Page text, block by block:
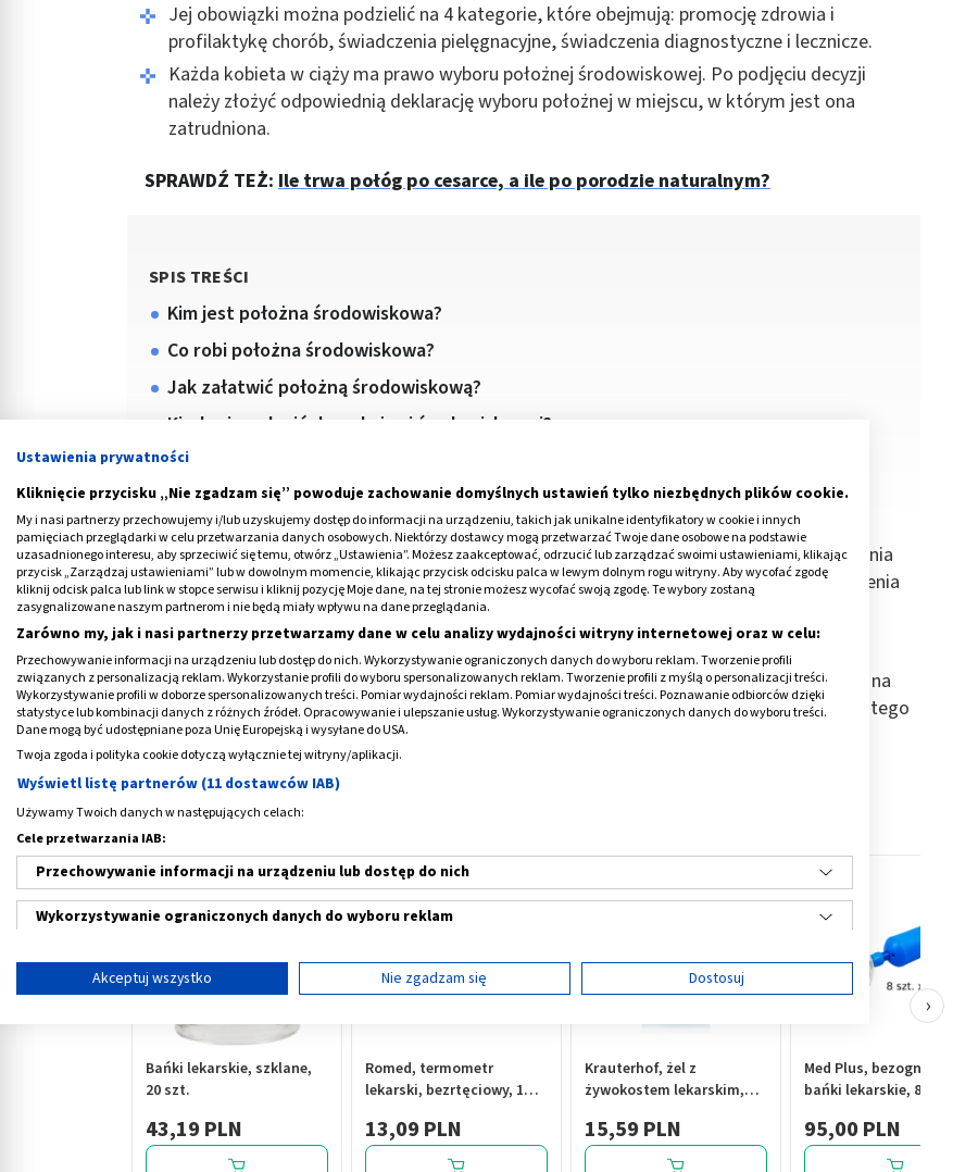
Jej obowiązki można podzielić na 4 kategorie, które obejmują: promocję zdrowia i
profilaktykę chorób, świadczenia pielęgnacyjne, świadczenia diagnostyczne i lecznicze.
Każda kobieta w ciąży ma prawo wyboru położnej środowiskowej. Po podjęciu decyzji
należy złożyć odpowiednią deklarację wyboru położnej w miejscu, w którym jest ona
zatrudniona.
SPRAWDŹ TEŻ: Ile trwa połóg po cesarce, a ile po porodzie naturalnym?
SPIS TREŚCI
Kim jest położna środowiskowa?
Co robi położna środowiskowa?
Jak załatwić położną środowiskową?
Kiedy się zgłosić do położnej środowiskowej?
Ustawa z dnia 27 października 2017 r. o podstawowej opiece zdrowotnej (Dz.U.2020.172 z dnia
2020.02.04) określa cele i organizacje podstawowej opieki zdrowotnej oraz zasady zapewnienia
odpowiedniej jakości świadczeń opieki zdrowotnej w ramach POZ.
Koordynacja opieki zdrowotnej obejmuje także współpracę z położną podstawowej opieki
zdrowotnej (położna POZ), zwaną także położną środowiskową. Przepisy prawa pozwalają na
dokonanie wyboru tej pielęgniarki przez matkę dziecka. Warto poznać zasady korzystania z tego
typu wsparcia.
Medme poleca
Bańki lekarskie, szklane,
20 szt.
43,19 PLN
Romed, termometr
lekarski, bezrtęciowy, 1
13,09 PLN
Krauterhof, żel z
żywokostem lekarskim,
15,59 PLN
Med Plus, bezogniowe
bańki lekarskie, 8 szt. +
95,00 PLN
›
Ustawienia prywatności
Kliknięcie przycisku „Nie zgadzam się” powoduje zachowanie domyślnych ustawień tylko niezbędnych plików cookie.
My i nasi partnerzy przechowujemy i/lub uzyskujemy dostęp do informacji na urządzeniu, takich jak unikalne identyfikatory w cookie i innych
pamięciach przeglądarki w celu przetwarzania danych osobowych. Niektórzy dostawcy mogą przetwarzać Twoje dane osobowe na podstawie
uzasadnionego interesu, aby sprzeciwić się temu, otwórz „Ustawienia”. Możesz zaakceptować, odrzucić lub zarządzać swoimi ustawieniami, klikając
przycisk „Zarządzaj ustawieniami” lub w dowolnym momencie, klikając przycisk odcisku palca w lewym dolnym rogu witryny. Aby wycofać zgodę
kliknij odcisk palca lub link w stopce serwisu i kliknij pozycję Moje dane, na tej stronie możesz wycofać swoją zgodę. Te wybory zostaną
zasygnalizowane naszym partnerom i nie będą miały wpływu na dane przeglądania.
Zarówno my, jak i nasi partnerzy przetwarzamy dane w celu analizy wydajności witryny internetowej oraz w celu:
Przechowywanie informacji na urządzeniu lub dostęp do nich. Wykorzystywanie ograniczonych danych do wyboru reklam. Tworzenie profili
związanych z personalizacją reklam. Wykorzystanie profili do wyboru spersonalizowanych reklam. Tworzenie profili z myślą o personalizacji treści.
Wykorzystywanie profili w doborze spersonalizowanych treści. Pomiar wydajności reklam. Pomiar wydajności treści. Poznawanie odbiorców dzięki
statystyce lub kombinacji danych z różnych źródeł. Opracowywanie i ulepszanie usług. Wykorzystywanie ograniczonych danych do wyboru treści.
Dane mogą być udostępniane poza Unię Europejską i wysyłane do USA.
Twoja zgoda i polityka cookie dotyczą wyłącznie tej witryny/aplikacji.
Wyświetl listę partnerów (11 dostawców IAB)
Używamy Twoich danych w następujących celach:
Cele przetwarzania IAB:
Przechowywanie informacji na urządzeniu lub dostęp do nich
Wykorzystywanie ograniczonych danych do wyboru reklam
Tworzenie profili w celu spersonalizowanych reklam
Tworzenie profili w celu personalizacji treści
Wykorzystywanie profili w celu doboru spersonalizowanych treści
Pomiar efektywności reklam
Akceptuj wszystko Nie zgadzam się Dostosuj